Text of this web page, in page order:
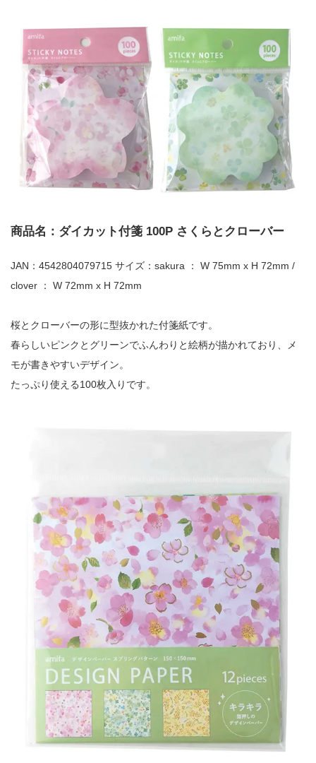
商品名：ダイカット付箋 100P さくらとクローバー
JAN：4542804079715 サイズ：sakura ： W 75mm x H 72mm /
clover ： W 72mm x H 72mm
桜とクローバーの形に型抜かれた付箋紙です。
春らしいピンクとグリーンでふんわりと絵柄が描かれており、メ
モが書きやすいデザイン。
たっぷり使える100枚入りです。